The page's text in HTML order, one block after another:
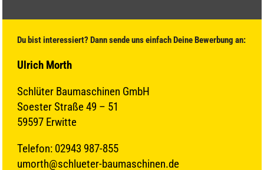
Du bist interessiert? Dann sende uns einfach Deine Bewerbung an:
Ulrich Morth
Schlüter Baumaschinen GmbH
Soester Straße 49 – 51
59597 Erwitte
Telefon: 02943 987-855
umorth@schlueter-baumaschinen.de